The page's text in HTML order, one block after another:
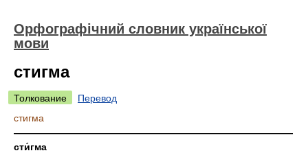
Орфографічний словник української
мови
стигма
Толкование
Перевод
стигма
—————————————————————————————
сти́гма